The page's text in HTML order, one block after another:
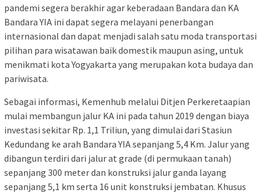
pandemi segera berakhir agar keberadaan Bandara dan KA
Bandara YIA ini dapat segera melayani penerbangan
internasional dan dapat menjadi salah satu moda transportasi
pilihan para wisatawan baik domestik maupun asing, untuk
menikmati kota Yogyakarta yang merupakan kota budaya dan
pariwisata.
Sebagai informasi, Kemenhub melalui Ditjen Perkeretaapian
mulai membangun jalur KA ini pada tahun 2019 dengan biaya
investasi sekitar Rp. 1,1 Triliun, yang dimulai dari Stasiun
Kedundang ke arah Bandara YIA sepanjang 5,4 Km. Jalur yang
dibangun terdiri dari jalur at grade (di permukaan tanah)
sepanjang 300 meter dan konstruksi jalur ganda layang
sepanjang 5,1 km serta 16 unit konstruksi jembatan. Khusus